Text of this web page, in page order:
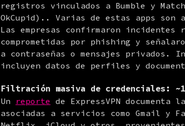
registros vinculados a Bumble y
OkCupid).. Varias de estas apps son
Las empresas confirmaron
comprometidas por phishing y
a contraseñas o mensajes privados.
incluyen datos de perfiles y
Filtración masiva de credenciales:
Un reporte de ExpressVPN
asociadas a servicios como Gmail y